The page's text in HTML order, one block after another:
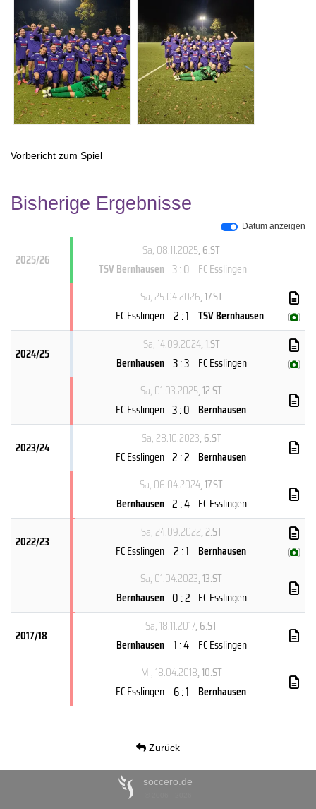
Vorbericht zum Spiel
Bisherige Ergebnisse
Datum anzeigen
2025/26
Sa, 08.11.2025, 6.ST
TSV Bernhausen 3 : 0 FC Esslingen
Sa, 25.04.2026, 17.ST
FC Esslingen 2 : 1 TSV Bernhausen ( )
2024/25
Sa, 14.09.2024, 1.ST
Bernhausen 3 : 3 FC Esslingen ( )
Sa, 01.03.2025, 12.ST
FC Esslingen 3 : 0 Bernhausen
2023/24
Sa, 28.10.2023, 6.ST
FC Esslingen 2 : 2 Bernhausen
Sa, 06.04.2024, 17.ST
Bernhausen 2 : 4 FC Esslingen
2022/23
Sa, 24.09.2022, 2.ST
FC Esslingen 2 : 1 Bernhausen ( )
Sa, 01.04.2023, 13.ST
Bernhausen 0 : 2 FC Esslingen
2017/18
Sa, 18.11.2017, 6.ST
Bernhausen 1 : 4 FC Esslingen
Mi, 18.04.2018, 10.ST
FC Esslingen 6 : 1 Bernhausen
Zurück
soccero.de